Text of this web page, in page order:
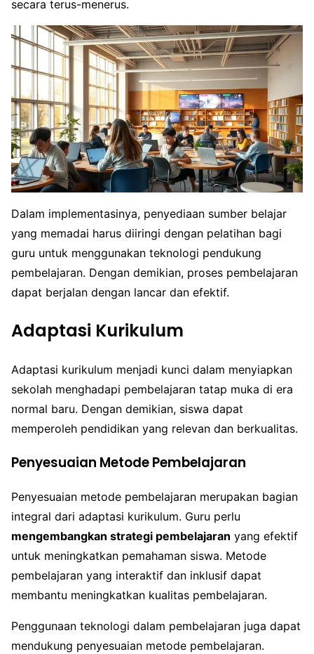
secara terus-menerus.
Dalam implementasinya, penyediaan sumber belajar
yang memadai harus diiringi dengan pelatihan bagi
guru untuk menggunakan teknologi pendukung
pembelajaran. Dengan demikian, proses pembelajaran
dapat berjalan dengan lancar dan efektif.
Adaptasi Kurikulum
Adaptasi kurikulum menjadi kunci dalam menyiapkan
sekolah menghadapi pembelajaran tatap muka di era
normal baru. Dengan demikian, siswa dapat
memperoleh pendidikan yang relevan dan berkualitas.
Penyesuaian Metode Pembelajaran
Penyesuaian metode pembelajaran merupakan bagian
integral dari adaptasi kurikulum. Guru perlu
mengembangkan strategi pembelajaran yang efektif
untuk meningkatkan pemahaman siswa. Metode
pembelajaran yang interaktif dan inklusif dapat
membantu meningkatkan kualitas pembelajaran.
Penggunaan teknologi dalam pembelajaran juga dapat
mendukung penyesuaian metode pembelajaran.